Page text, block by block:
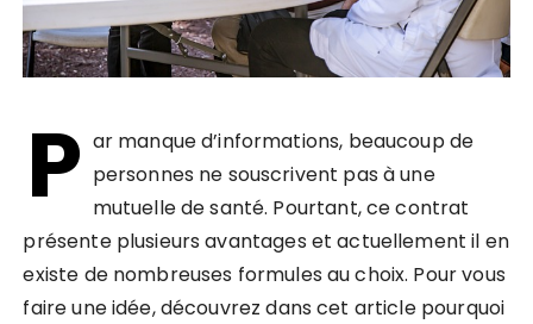
P ar manque d’informations, beaucoup de
personnes ne souscrivent pas à une
mutuelle de santé. Pourtant, ce contrat
présente plusieurs avantages et actuellement il en
existe de nombreuses formules au choix. Pour vous
faire une idée, découvrez dans cet article pourquoi